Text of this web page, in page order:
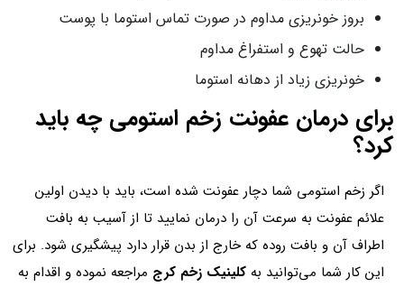
بروز خونریزی مداوم در صورت تماس استوما با پوست
حالت تهوع و استفراغ مداوم
خونریزی زیاد از دهانه استوما
برای درمان عفونت زخم استومی چه باید
کرد؟
اگر زخم استومی شما دچار عفونت شده است، باید با دیدن اولین
علائم عفونت به سرعت آن را درمان نمایید تا از آسیب به بافت
اطراف آن و بافت روده که خارج از بدن قرار دارد پیشگیری شود. برای
این کار شما می‌توانید به کلینیک زخم کرج مراجعه نموده و اقدام به